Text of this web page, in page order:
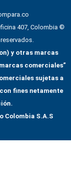
407, Colombia ©
y otras marcas
comerciales”
sujetas a
fines netamente
Colombia S.A.S